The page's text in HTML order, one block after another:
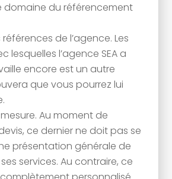
domaine du référencement
de l’agence. Les
lesquelles l’agence SEA a
encore est un autre
que vous pourrez lui
Au moment de
ce dernier ne doit pas se
présentation générale de
services. Au contraire, ce